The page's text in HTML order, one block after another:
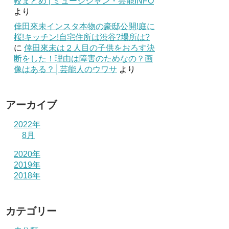
より
倖田來未インスタ本物の豪邸公開!庭に
桜!キッチン!自宅住所は渋谷?場所は?
に 倖田來未は２人目の子供をおろす決
断をした！理由は障害のためなの？画
像はある？│芸能人のウワサ より
アーカイブ
2022年
8月
2020年
2019年
2018年
カテゴリー